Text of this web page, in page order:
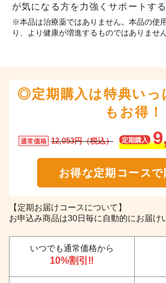
が気になる方を力強くサポートす
※本品は治療薬ではありません。本品の使
り、より健康が増進するものではありません
◎定期購入は特典いっ
もお得！
通常価格 12,053円（税込） 定期購入
お得な定期コースで
【定期お届けコースについて】
お申込み商品は30日毎に自動的にお届け
いつでも通常価格から
10%割引‼